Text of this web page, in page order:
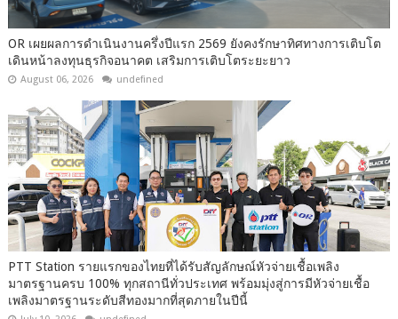
OR เผยผลการดำเนินงานครึ่งปีแรก 2569 ยังคงรักษาทิศทางการเติบโต
เดินหน้าลงทุนธุรกิจอนาคต เสริมการเติบโตระยะยาว
August 06, 2026 undefined
PTT Station รายแรกของไทยที่ได้รับสัญลักษณ์หัวจ่ายเชื้อเพลิง
มาตรฐานครบ 100% ทุกสถานีทั่วประเทศ พร้อมมุ่งสู่การมีหัวจ่ายเชื้อ
เพลิงมาตรฐานระดับสีทองมากที่สุดภายในปีนี้